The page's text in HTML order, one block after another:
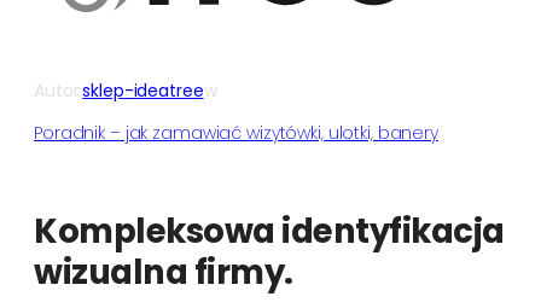
Autor:sklep-ideatreew
Poradnik – jak zamawiać wizytówki, ulotki, banery
Kompleksowa identyfikacja
wizualna firmy.